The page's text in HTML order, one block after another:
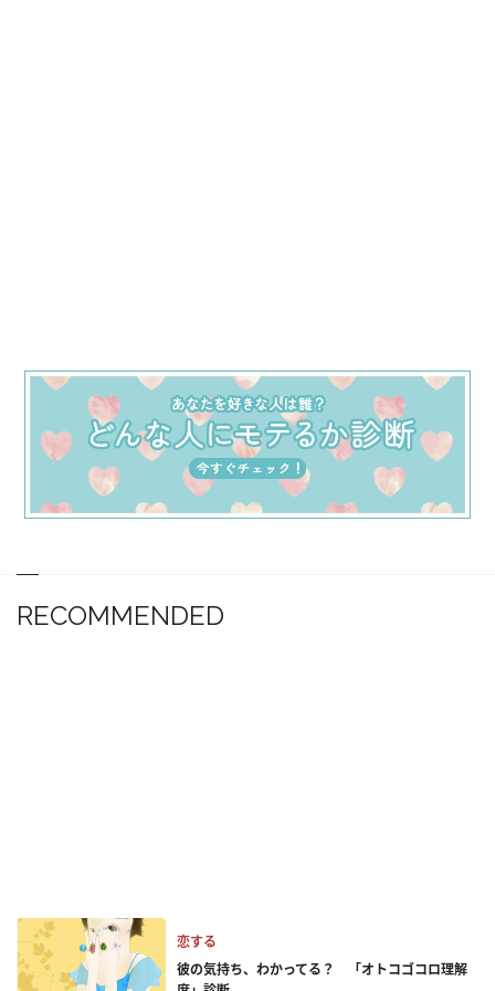
RECOMMENDED
恋する
彼の気持ち、わかってる？ 「オトコゴコロ理解